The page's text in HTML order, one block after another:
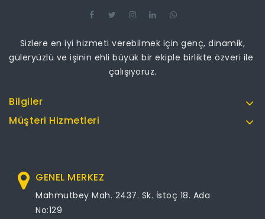
Sizlere en iyi hizmeti verebilmek için genç, dinamik,
güleryüzlü ve işinin ehli büyük bir ekiple birlikte özveri ile
çalışıyoruz.
Bilgiler
Müşteri Hizmetleri
GENEL MERKEZ
Mahmutbey Mah. 2437. Sk. İstoç 18. Ada
No:129